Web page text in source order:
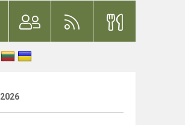
2026